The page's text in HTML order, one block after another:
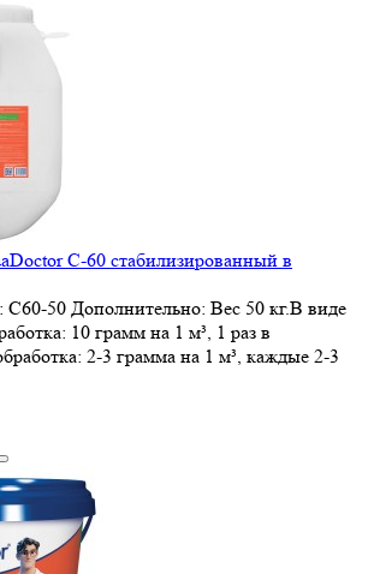
C-60 стабилизированный в
С60-50 Дополнительно: Вес 50 кг.В виде
10 грамм на 1 м³, 1 раз в
2-3 грамма на 1 м³, каждые 2-3